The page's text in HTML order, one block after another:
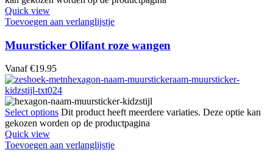
Quick view
Toevoegen aan verlanglijstje
Muursticker Olifant roze wangen
Vanaf €19.95
Select options Dit product heeft meerdere variaties. Deze optie kan
gekozen worden op de productpagina
Quick view
Toevoegen aan verlanglijstje